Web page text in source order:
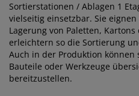
Sortierstationen / Ablagen 1
vielseitig einsetzbar. Sie
Lagerung von Paletten,
erleichtern so die Sortierung
Auch in der Produktion können
Bauteile oder Werkzeuge
bereitzustellen.